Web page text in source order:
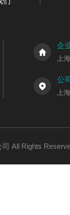
企
上
公
上
司 All Rights